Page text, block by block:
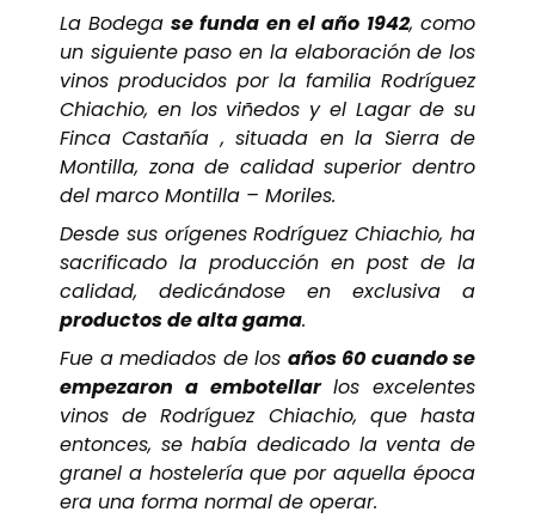
La Bodega se funda en el año 1942, como
un siguiente paso en la elaboración de los
vinos producidos por la familia Rodríguez
Chiachio, en los viñedos y el Lagar de su
Finca Castañía , situada en la Sierra de
Montilla, zona de calidad superior dentro
del marco Montilla – Moriles.
Desde sus orígenes Rodríguez Chiachio, ha
sacrificado la producción en post de la
calidad, dedicándose en exclusiva a
productos de alta gama.
Fue a mediados de los años 60 cuando se
empezaron a embotellarlos excelentes
vinos de Rodríguez Chiachio, que hasta
entonces, se había dedicado la venta de
granel a hostelería que por aquella época
era una forma normal de operar.